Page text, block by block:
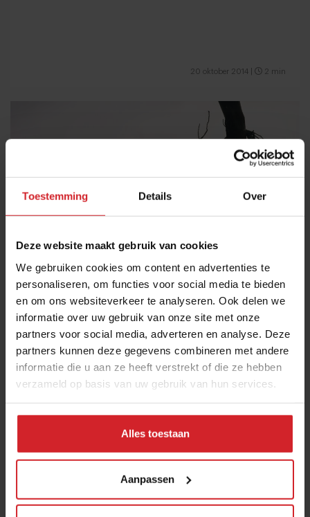
Toestemming Details Over
Deze website maakt gebruik van cookies
We gebruiken cookies om content en advertenties te
personaliseren, om functies voor social media te bieden
en om ons websiteverkeer te analyseren. Ook delen we
informatie over uw gebruik van onze site met onze
partners voor social media, adverteren en analyse. Deze
partners kunnen deze gegevens combineren met andere
informatie die u aan ze heeft verstrekt of die ze hebben
verzameld op basis van uw gebruik van hun services.
Alles toestaan
Aanpassen
20 oktober 2014 2 min
De Days door jonge ogen
20 oktober 2014 | 3 min